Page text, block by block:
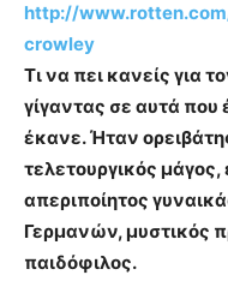
http://
crowley
Τι να πει κανείς για
γίγαντας σε αυτά που
έκανε. Ήταν
τελετουργικός
απεριποίητος
Γερμανών, μυστικός
παιδόφιλος.